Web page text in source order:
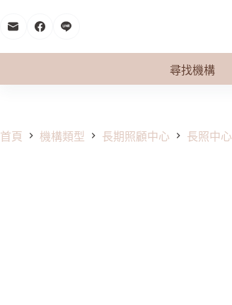
至
尋找機構
首頁 機構類型 長期照顧中心 長照中